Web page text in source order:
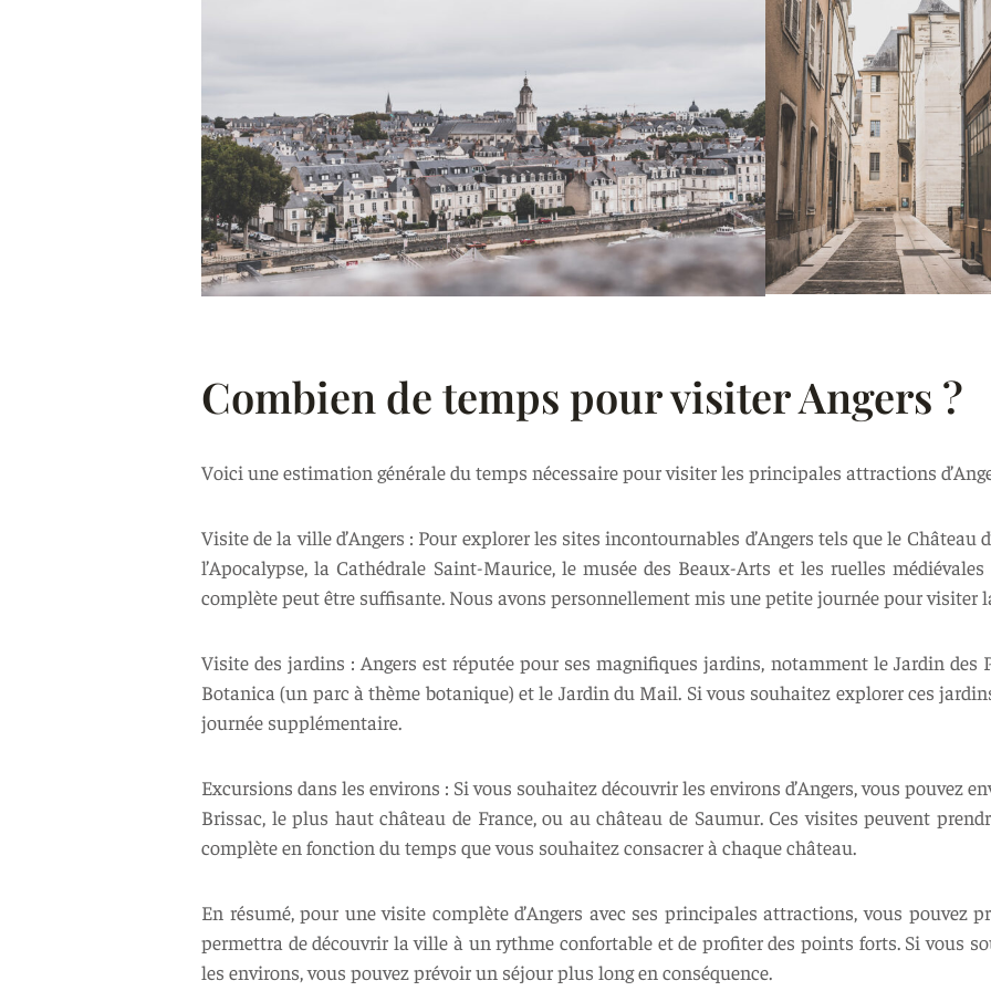
Combien de temps pour visiter Angers ?
Voici une estimation générale du temps nécessaire pour visiter les principales attractions
Visite de la ville d’Angers : Pour explorer les sites incontournables d’Angers tels que le Château
l’Apocalypse, la Cathédrale Saint-Maurice, le musée des Beaux-Arts et les ruelles
complète peut être suffisante. Nous avons personnellement mis une petite journée pour visiter
Visite des jardins : Angers est réputée pour ses magnifiques jardins, notamment le Jardin des
Botanica (un parc à thème botanique) et le Jardin du Mail. Si vous souhaitez explorer ces
journée supplémentaire.
Excursions dans les environs : Si vous souhaitez découvrir les environs d’Angers, vous pouvez
Brissac, le plus haut château de France, ou au château de Saumur. Ces visites peuvent
complète en fonction du temps que vous souhaitez consacrer à chaque château.
En résumé, pour une visite complète d’Angers avec ses principales attractions, vous pouvez
permettra de découvrir la ville à un rythme confortable et de profiter des points forts. Si vous
les environs, vous pouvez prévoir un séjour plus long en conséquence.